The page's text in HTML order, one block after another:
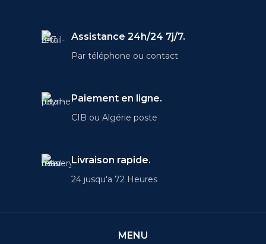
lumineux avec ComfortView
Plus, de haut-parleurs
améliorés et d'un système
Assistance 24h/24 7j/7.
Par téléphone ou contact
Paiement en ligne.
CIB ou Algérie poste
Livraison rapide.
24 jusqu'a 72 Heures
MENU